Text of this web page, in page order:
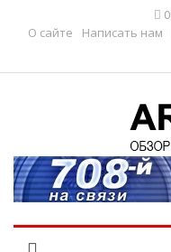
О сайте
Написать нам